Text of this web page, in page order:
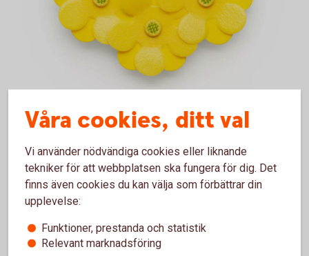
Årets majblomma påminner mycket om en smörblomma.
Våra cookies, ditt val
Vi använder nödvändiga cookies eller liknande
tekniker för att webbplatsen ska fungera för dig. Det
finns även cookies du kan välja som förbättrar din
upplevelse:
Funktioner, prestanda och statistik
Relevant marknadsföring